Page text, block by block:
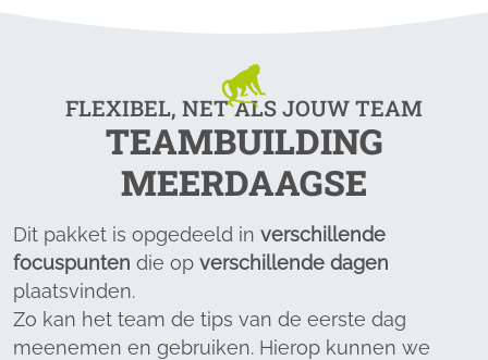
FLEXIBEL, NET ALS JOUW TEAM
TEAMBUILDING
MEERDAAGSE
Dit pakket is opgedeeld in verschillende
focuspunten die op verschillende dagen
plaatsvinden.
Zo kan het team de tips van de eerste dag
meenemen en gebruiken. Hierop kunnen we